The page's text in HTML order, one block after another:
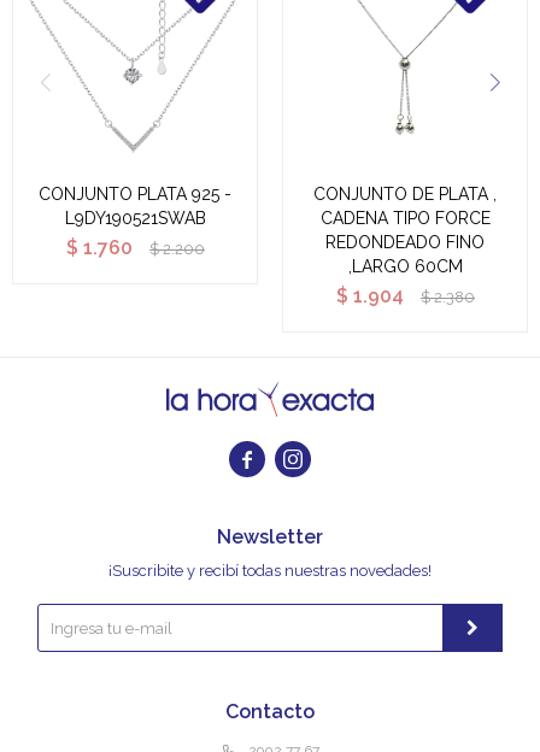
CONJUNTO PLATA 925 -
L9DY190521SWAB
$ 1.760 $ 2.200
CONJUNTO DE PLATA ,
CADENA TIPO FORCE
REDONDEADO FINO
,LARGO 60CM
$ 1.904 $ 2.380
 
Contacto
Newsletter
¡Suscribite y recibí todas nuestras novedades!